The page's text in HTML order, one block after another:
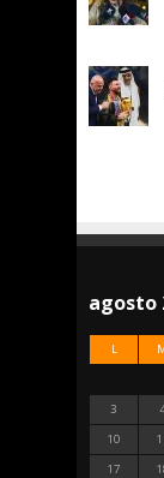
agosto
L
3
10
17